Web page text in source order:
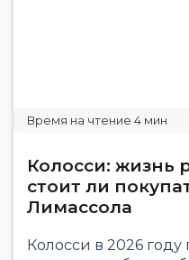
Колосси: жизнь
стоит ли
Лимассола
Колосси в 2026 году